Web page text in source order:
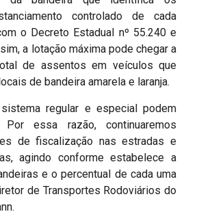
controlado de cada
o Decreto Estadual nº 55.240 e
a lotação máxima pode chegar a
de assentos em veículos que
de bandeira amarela e laranja.
regular e especial podem
essa razão, continuaremos
de fiscalização nas estradas e
agindo conforme estabelece a
e o percentual de cada uma
de Transportes Rodoviários do